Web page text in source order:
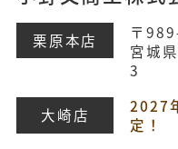
栗原本店
〒
宮城
3
大崎店
2027
定！